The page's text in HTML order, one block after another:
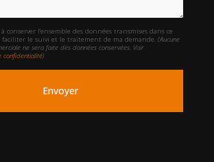
à conserver l'ensemble des données transmises dans ce
le suivi et le traitement de ma demande.(Aucune
ne sera faite des données conservées. Voir
confidentialité)